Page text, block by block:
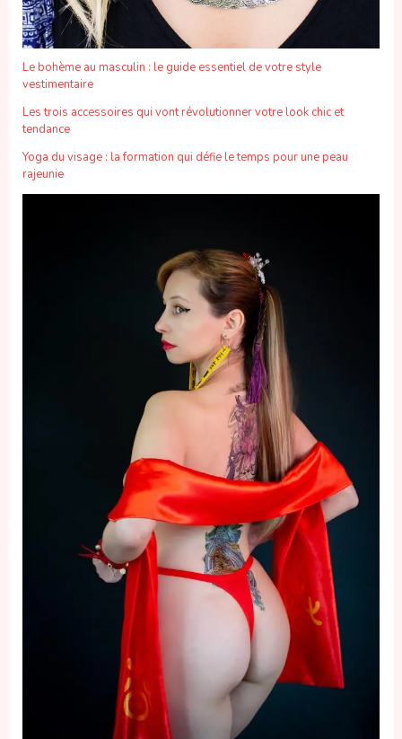
Le bohème au masculin : le guide essentiel de votre style
vestimentaire
Les trois accessoires qui vont révolutionner votre look chic et
tendance
Yoga du visage : la formation qui défie le temps pour une peau
rajeunie